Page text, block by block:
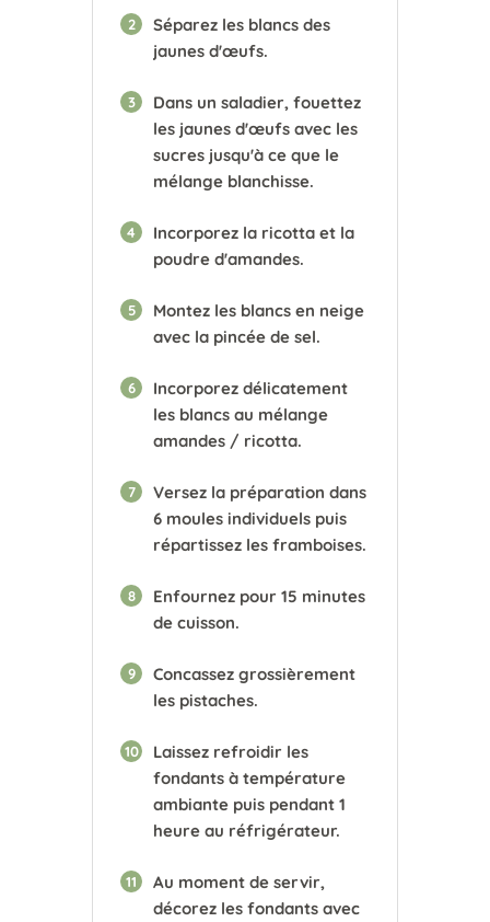
2
Séparez les blancs des
jaunes d'œufs.
3
Dans un saladier, fouettez
les jaunes d'œufs avec les
sucres jusqu'à ce que le
mélange blanchisse.
4
Incorporez la ricotta et la
poudre d'amandes.
5
Montez les blancs en neige
avec la pincée de sel.
6
Incorporez délicatement
les blancs au mélange
amandes / ricotta.
7
Versez la préparation dans
6 moules individuels puis
répartissez les framboises.
8
Enfournez pour 15 minutes
de cuisson.
9
Concassez grossièrement
les pistaches.
10
Laissez refroidir les
fondants à température
ambiante puis pendant 1
heure au réfrigérateur.
11
Au moment de servir,
décorez les fondants avec